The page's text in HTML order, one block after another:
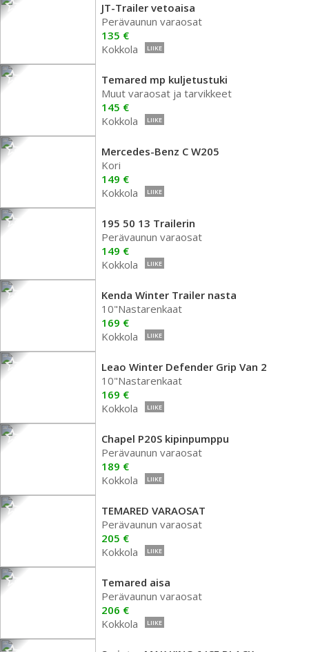
JT-Trailer vetoaisa
Perävaunun varaosat
135 €
Kokkola
LIIKE
Temared mp kuljetustuki
Muut varaosat ja tarvikkeet
145 €
Kokkola
LIIKE
Mercedes-Benz C W205
Kori
149 €
Kokkola
LIIKE
195 50 13 Trailerin
Perävaunun varaosat
149 €
Kokkola
LIIKE
Kenda Winter Trailer nasta
10"Nastarenkaat
169 €
Kokkola
LIIKE
Leao Winter Defender Grip Van 2
10"Nastarenkaat
169 €
Kokkola
LIIKE
Chapel P20S kipinpumppu
Perävaunun varaosat
189 €
Kokkola
LIIKE
TEMARED VARAOSAT
Perävaunun varaosat
205 €
Kokkola
LIIKE
Temared aisa
Perävaunun varaosat
206 €
Kokkola
LIIKE